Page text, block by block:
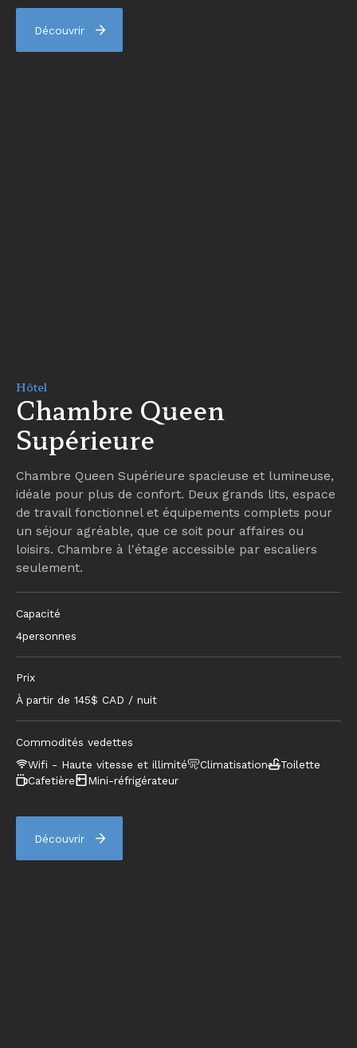
Découvrir
Hôtel
Chambre Queen
Supérieure
Chambre Queen Supérieure spacieuse et lumineuse,
idéale pour plus de confort. Deux grands lits, espace
de travail fonctionnel et équipements complets pour
un séjour agréable, que ce soit pour affaires ou
loisirs. Chambre à l'étage accessible par escaliers
seulement.
Capacité
4personnes
Prix
À partir de 145$ CAD / nuit
Commodités vedettes
Wifi - Haute vitesse et illimité
Climatisation
Toilette
Cafetière
Mini-réfrigérateur
Découvrir